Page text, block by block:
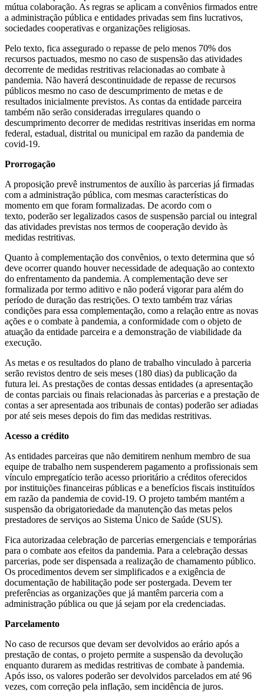
mútua colaboração. As regras se aplicam a convênios firmados entre
a administração pública e entidades privadas sem fins lucrativos,
sociedades cooperativas e organizações religiosas.
Pelo texto, fica assegurado o repasse de pelo menos 70% dos
recursos pactuados, mesmo no caso de suspensão das atividades
decorrente de medidas restritivas relacionadas ao combate à
pandemia. Não haverá descontinuidade de repasse de recursos
públicos mesmo no caso de descumprimento de metas e de
resultados inicialmente previstos. As contas da entidade parceira
também não serão consideradas irregulares quando o
descumprimento decorrer de medidas restritivas inseridas em norma
federal, estadual, distrital ou municipal em razão da pandemia de
covid-19.
Prorrogação
A proposição prevê instrumentos de auxílio às parcerias já firmadas
com a administração pública, com mesmas características do
momento em que foram formalizadas. De acordo com o
texto, poderão ser legalizados casos de suspensão parcial ou integral
das atividades previstas nos termos de cooperação devido às
medidas restritivas.
Quanto à complementação dos convênios, o texto determina que só
deve ocorrer quando houver necessidade de adequação ao contexto
do enfrentamento da pandemia. A complementação deve ser
formalizada por termo aditivo e não poderá vigorar para além do
período de duração das restrições. O texto também traz várias
condições para essa complementação, como a relação entre as novas
ações e o combate à pandemia, a conformidade com o objeto de
atuação da entidade parceira e a demonstração de viabilidade da
execução.
As metas e os resultados do plano de trabalho vinculado à parceria
serão revistos dentro de seis meses (180 dias) da publicação da
futura lei. As prestações de contas dessas entidades (a apresentação
de contas parciais ou finais relacionadas às parcerias e a prestação de
contas a ser apresentada aos tribunais de contas) poderão ser adiadas
por até seis meses depois do fim das medidas restritivas.
Acesso a crédito
As entidades parceiras que não demitirem nenhum membro de sua
equipe de trabalho nem suspenderem pagamento a profissionais sem
vínculo empregatício terão acesso prioritário a créditos oferecidos
por instituições financeiras públicas e a benefícios fiscais instituídos
em razão da pandemia de covid-19. O projeto também mantém a
suspensão da obrigatoriedade da manutenção das metas pelos
prestadores de serviços ao Sistema Único de Saúde (SUS).
Fica autorizadaa celebração de parcerias emergenciais e temporárias
para o combate aos efeitos da pandemia. Para a celebração dessas
parcerias, pode ser dispensada a realização de chamamento público.
Os procedimentos devem ser simplificados e a exigência de
documentação de habilitação pode ser postergada. Devem ter
preferências as organizações que já mantêm parceria com a
administração pública ou que já sejam por ela credenciadas.
Parcelamento
No caso de recursos que devam ser devolvidos ao erário após a
prestação de contas, o projeto permite a suspensão da devolução
enquanto durarem as medidas restritivas de combate à pandemia.
Após isso, os valores poderão ser devolvidos parcelados em até 96
vezes, com correção pela inflação, sem incidência de juros.